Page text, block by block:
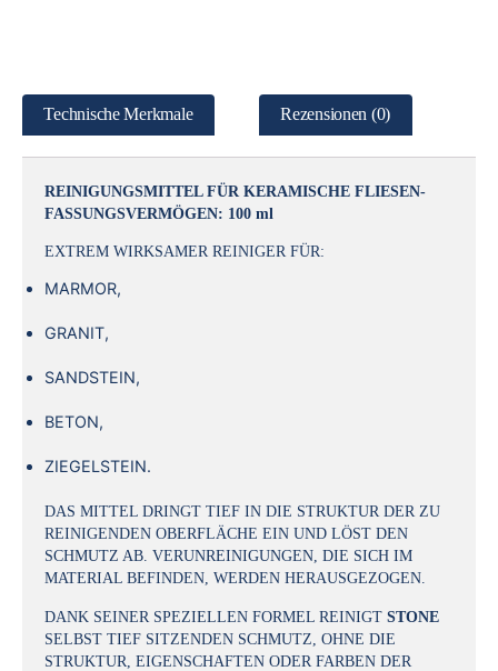
Technische Merkmale Rezensionen (0)
REINIGUNGSMITTEL FÜR KERAMISCHE FLIESEN-
FASSUNGSVERMÖGEN: 100 ml
EXTREM WIRKSAMER REINIGER FÜR:
MARMOR,
GRANIT,
SANDSTEIN,
BETON,
ZIEGELSTEIN.
DAS MITTEL DRINGT TIEF IN DIE STRUKTUR DER ZU
REINIGENDEN OBERFLÄCHE EIN UND LÖST DEN
SCHMUTZ AB. VERUNREINIGUNGEN, DIE SICH IM
MATERIAL BEFINDEN, WERDEN HERAUSGEZOGEN.
DANK SEINER SPEZIELLEN FORMEL REINIGT STONE
SELBST TIEF SITZENDEN SCHMUTZ, OHNE DIE
STRUKTUR, EIGENSCHAFTEN ODER FARBEN DER